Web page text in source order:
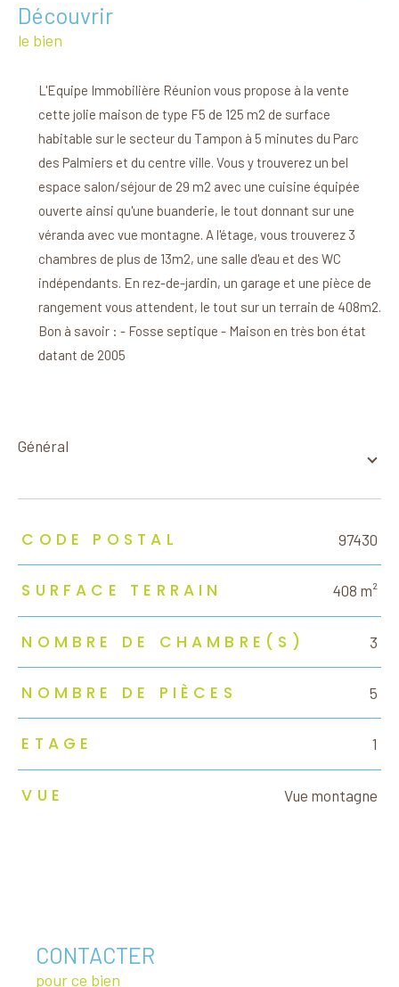
découvrir
le bien
L'Equipe Immobilière Réunion vous propose à la vente
cette jolie maison de type F5 de 125 m2 de surface
habitable sur le secteur du Tampon à 5 minutes du Parc
des Palmiers et du centre ville. Vous y trouverez un bel
espace salon/séjour de 29 m2 avec une cuisine équipée
ouverte ainsi qu'une buanderie, le tout donnant sur une
véranda avec vue montagne. A l'étage, vous trouverez 3
chambres de plus de 13m2, une salle d'eau et des WC
indépendants. En rez-de-jardin, un garage et une pièce de
rangement vous attendent, le tout sur un terrain de 408m2.
Bon à savoir : - Fosse septique - Maison en très bon état
datant de 2005
général
TRAD_ZEPHYR_Caracteristique TRAD_ZEPHYR_Valeurs
CODE POSTAL 97430
SURFACE TERRAIN 408 m²
NOMBRE DE CHAMBRE(S) 3
NOMBRE DE PIÈCES 5
ETAGE 1
VUE Vue montagne
CONTACTER
pour ce bien